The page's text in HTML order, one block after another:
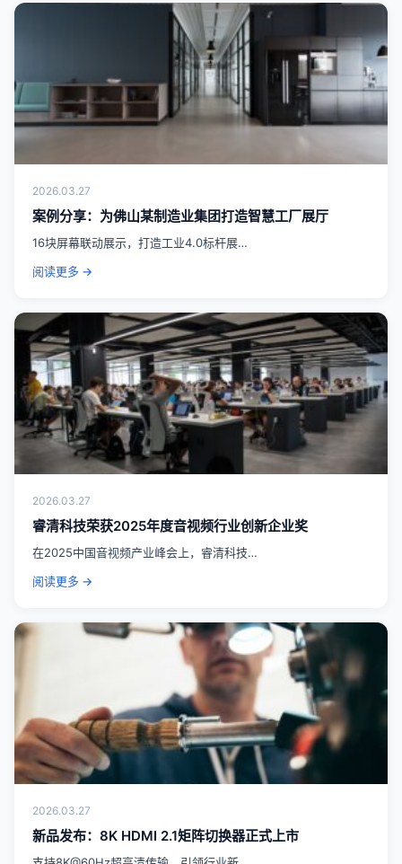
2026.03.27
案例分享：为佛山某制造业集团打造智慧工厂展厅
16块屏幕联动展示，打造工业4.0标杆展…
阅读更多 →
2026.03.27
睿清科技荣获2025年度音视频行业创新企业奖
在2025中国音视频产业峰会上，睿清科技…
阅读更多 →
2026.03.27
新品发布：8K HDMI 2.1矩阵切换器正式上市